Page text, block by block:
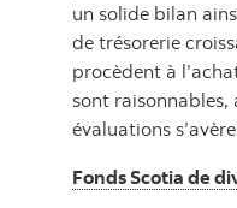
un solide bilan
de trésorerie
procèdent à
sont
évaluations
Fonds Scotia de